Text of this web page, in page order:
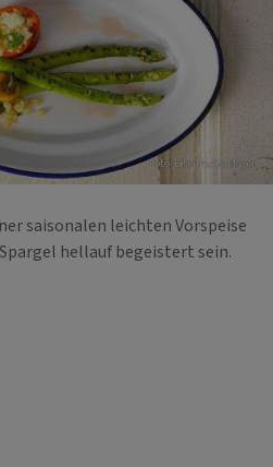
Foto: Eisenhut & Mayer
saisonalen leichten Vorspeise
hellauf begeistert sein.